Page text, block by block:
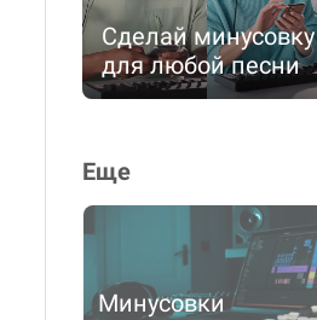
Сделай минусовку
для любой песни
Еще
Минусовки